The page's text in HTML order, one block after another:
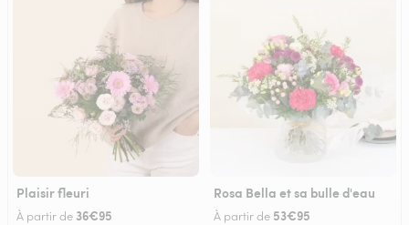
Plaisir fleuri
À partir de 36€95
Rosa Bella et sa bulle d'eau
À partir de 53€95